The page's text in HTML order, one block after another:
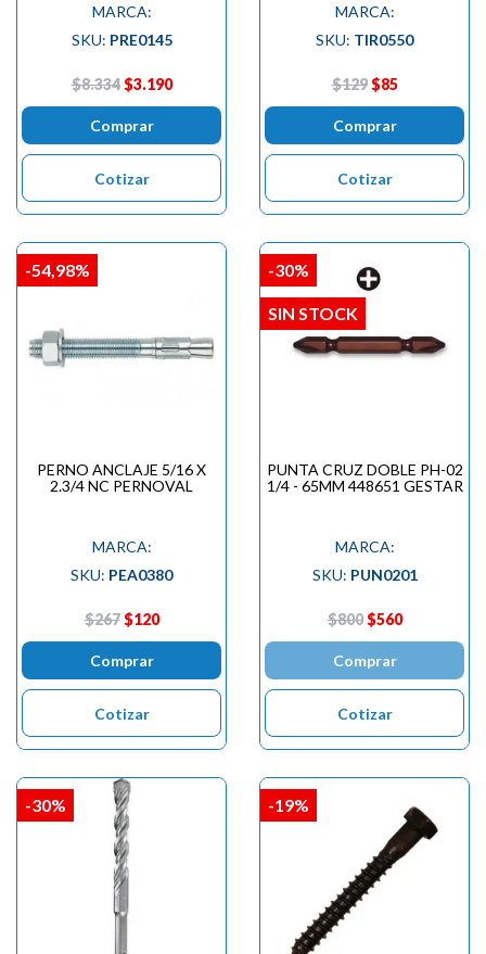
MARCA:
SKU: PRE0145
$8.334 $3.190
Comprar
Cotizar
MARCA:
SKU: TIR0550
$129 $85
Comprar
Cotizar
PERNO ANCLAJE 5/16 X
2.3/4 NC PERNOVAL
MARCA:
SKU: PEA0380
$267 $120
Comprar
Cotizar
-54,98%
PUNTA CRUZ DOBLE PH-02
1/4 - 65MM 448651 GESTAR
MARCA:
SKU: PUN0201
$800 $560
Comprar
Cotizar
-30%
SIN STOCK
-30% -19%